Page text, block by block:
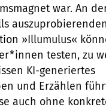
war. An
auszuprobierenden
»Illumulus«
testen, zu
KI-generiertes
und Erzählen
auch ohne